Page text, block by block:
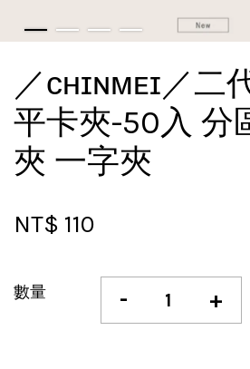
／ᴄʜɪɴᴍᴇɪ／二
平卡夾-50入 分
夾 一字夾
NT$ 110
數量 - +